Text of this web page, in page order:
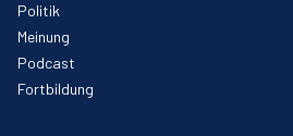
Politik
Meinung
Podcast
Fortbildung